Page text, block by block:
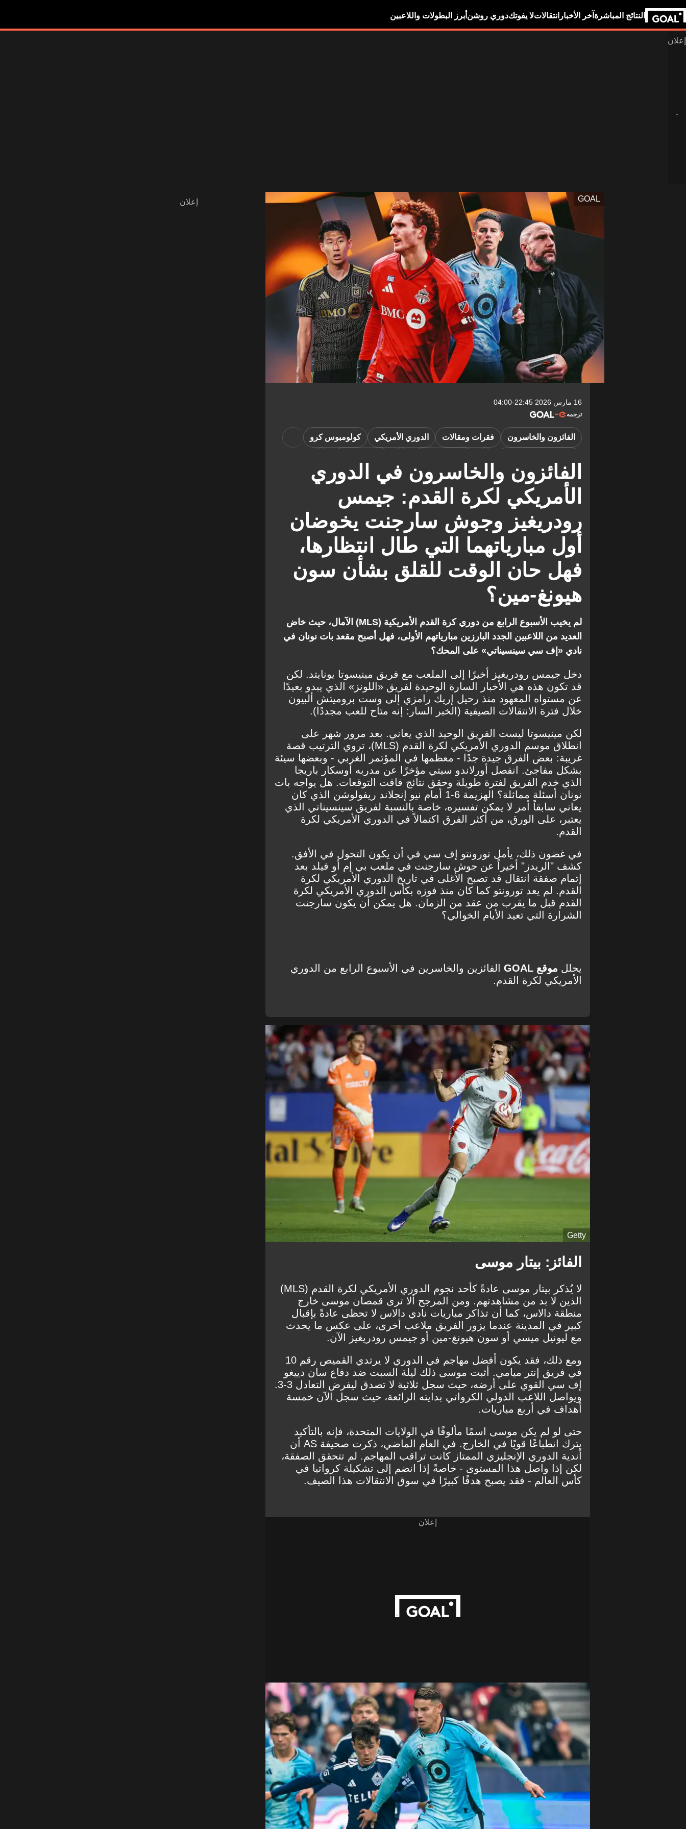
النتائج المباشرة آخر الأخبار انتقالاتلا يفوتكدوري روشن أبرز البطولات واللاعبين
GOAL
16 مارس 2026 22:45-04:00
ترجمه
الفائزون والخاسرون في الدوري
الأمريكي لكرة القدم: جيمس
رودريغيز وجوش سارجنت يخوضان
أول مبارياتهما التي طال انتظارها،
فهل حان الوقت للقلق بشأن سون
هيونغ-مين؟
الفائزون والخاسرون فقرات ومقالات الدوري الأمريكي كولومبوس كرو
نيو إنجلاند ريفولوشن فيلادلفيا يونيون تورونتو
فانكوفر وايت كابس جيمس رودريجز J. Sargent هيونج مين سون
لم يخيب الأسبوع الرابع من دوري كرة القدم الأمريكية (MLS) الآمال، حيث خاض
العديد من اللاعبين الجدد البارزين مبارياتهم الأولى، فهل أصبح مقعد بات نونان في
نادي «إف سي سينسيناتي» على المحك؟
دخل جيمس رودريغيز أخيرًا إلى الملعب مع فريق مينيسوتا يونايتد. لكن
قد تكون هذه هي الأخبار السارة الوحيدة لفريق «اللونز» الذي يبدو بعيدًا
عن مستواه المعهود منذ رحيل إريك رامزي إلى وست بروميتش ألبيون
خلال فترة الانتقالات الصيفية (الخبر السار: إنه متاح للعب مجددًا).
لكن مينيسوتا ليست الفريق الوحيد الذي يعاني. بعد مرور شهر على
انطلاق موسم الدوري الأمريكي لكرة القدم (MLS)، تروي الترتيب قصة
غريبة: بعض الفرق جيدة جدًا - معظمها في المؤتمر الغربي - وبعضها سيئة
بشكل مفاجئ. انفصل أورلاندو سيتي مؤخرًا عن مدربه أوسكار باريجا
الذي خدم الفريق لفترة طويلة وحقق نتائج فاقت التوقعات. هل يواجه بات
نونان أسئلة مماثلة؟ الهزيمة 6-1 أمام نيو إنجلاند ريفولوشن الذي كان
يعاني سابقاً أمر لا يمكن تفسيره، خاصة بالنسبة لفريق سينسيناتي الذي
يعتبر، على الورق، من أكثر الفرق اكتمالاً في الدوري الأمريكي لكرة
القدم.
في غضون ذلك، يأمل تورونتو إف سي في أن يكون التحول في الأفق.
كشف "الريدز" أخيراً عن جوش سارجنت في ملعب بي إم أو فيلد بعد
إتمام صفقة انتقال قد تصبح الأغلى في تاريخ الدوري الأمريكي لكرة
القدم. لم يعد تورونتو كما كان منذ فوزه بكأس الدوري الأمريكي لكرة
القدم قبل ما يقرب من عقد من الزمان. هل يمكن أن يكون سارجنت
الشرارة التي تعيد الأيام الخوالي؟
يحلل موقع GOAL
الفائزين والخاسرين في الأسبوع الرابع من الدوري
الأمريكي لكرة القدم.
Getty
الفائز: بيتار موسى
لا يُذكر بيتار موسى عادةً كأحد نجوم الدوري الأمريكي لكرة القدم (MLS)
الذين لا بد من مشاهدتهم. ومن المرجح ألا ترى قمصان موسى خارج
منطقة دالاس، كما أن تذاكر مباريات نادي دالاس لا تحظى عادةً بإقبال
كبير في المدينة عندما يزور الفريق ملاعب أخرى، على عكس ما يحدث
مع ليونيل ميسي أو سون هيونغ-مين أو جيمس رودريغيز الآن.
ومع ذلك، فقد يكون أفضل مهاجم في الدوري لا يرتدي القميص رقم 10
في فريق إنتر ميامي. أثبت موسى ذلك ليلة السبت ضد دفاع سان دييغو
إف سي القوي على أرضه، حيث سجل ثلاثية لا تصدق ليفرض التعادل 3-3.
ويواصل اللاعب الدولي الكرواتي بدايته الرائعة، حيث سجل الآن خمسة
أهداف في أربع مباريات.
حتى لو لم يكن موسى اسمًا مألوفًا في الولايات المتحدة، فإنه بالتأكيد
يترك انطباعًا قويًا في الخارج. في العام الماضي، ذكرت صحيفة AS أن
أندية الدوري الإنجليزي الممتاز كانت تراقب المهاجم. لم تتحقق الصفقة،
لكن إذا واصل هذا المستوى - خاصةً إذا انضم إلى تشكيلة كرواتيا في
كأس العالم - فقد يصبح هدفًا كبيرًا في سوق الانتقالات هذا الصيف.
إعلان